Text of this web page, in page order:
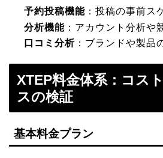
予約投稿機能 ：投稿の事前ス
分析機能 ：アカウント分析や
口コミ分析 ：ブランドや製品
XTEP料金体系：コス
スの検証
基本料金プラン